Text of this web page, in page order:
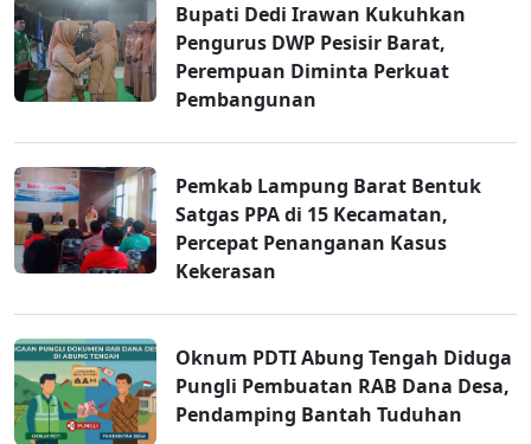
Bupati Dedi Irawan Kukuhkan
Pengurus DWP Pesisir Barat,
Perempuan Diminta Perkuat
Pembangunan
Pemkab Lampung Barat Bentuk
Satgas PPA di 15 Kecamatan,
Percepat Penanganan Kasus
Kekerasan
Oknum PDTI Abung Tengah Diduga
Pungli Pembuatan RAB Dana Desa,
Pendamping Bantah Tuduhan